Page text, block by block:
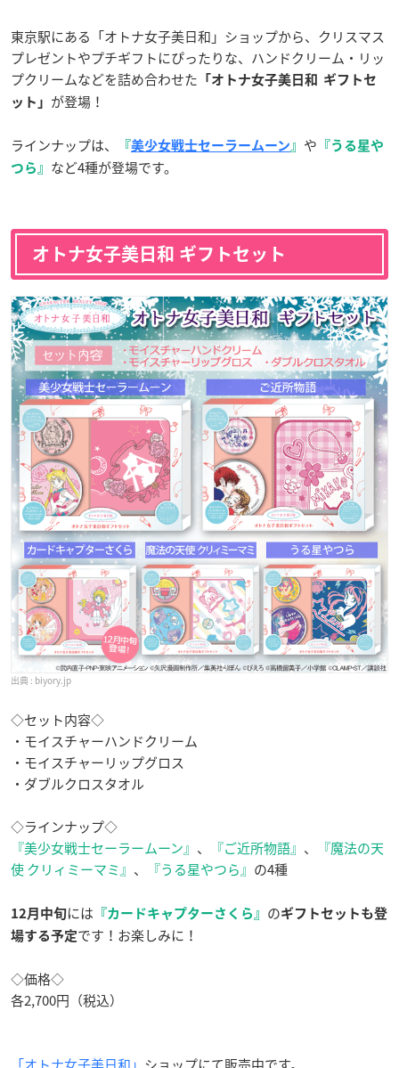
東京駅にある「オトナ女子美日和」ショップから、クリスマス
プレゼントやプチギフトにぴったりな、ハンドクリーム・リッ
プクリームなどを詰め合わせた 「オトナ女子美日和 ギフトセ
ット」 が登場！
ラインナップは、 『美少女戦士セーラームーン 』 や 『うる星や
つら』 など4種が登場です。
オトナ女子美日和 ギフトセット
biyory.jp
◇セット内容◇
・モイスチャーハンドクリーム
・モイスチャーリップグロス
・ダブルクロスタオル
◇ラインナップ◇
『美少女戦士セーラームーン』 、 『ご近所物語』 、
『魔法の天
使 クリィミーマミ』 、 『うる星やつら』 の4種
12月 中旬には 『カードキャプターさくら』 のギフトセットも登
場する予定です！お楽しみに！
◇価格◇
各2,700円（税込）
「オトナ女子美日和」 ショップにて販売中です。